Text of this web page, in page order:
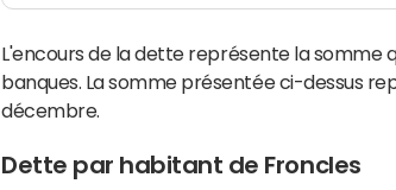
L'encours de la dette représente la somme
banques. La somme présentée ci-dessus
décembre.
Dette par habitant de Froncles